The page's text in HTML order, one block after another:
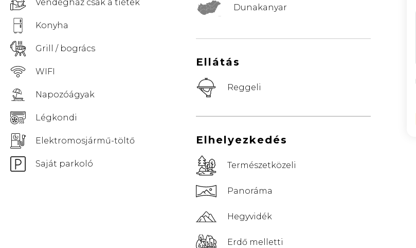
Vendégház csak a tiétek
Konyha
Grill / bogrács
WIFI
Napozóágyak
Légkondi
Elektromosjármű-töltő
Saját parkoló
Dunakanyar
Ellátás
Reggeli
Elhelyezkedés
Természetközeli
Panoráma
Hegyvidék
Erdő melletti